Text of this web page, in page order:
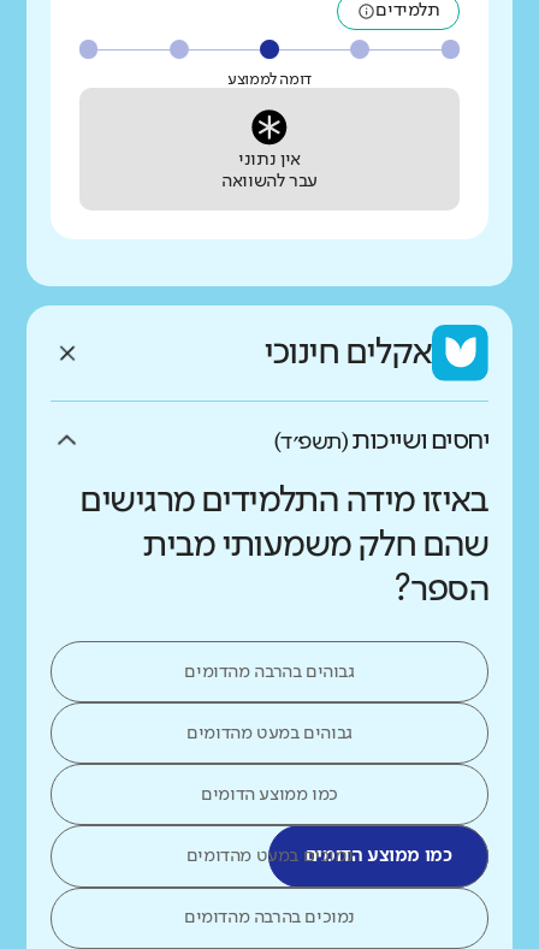
תלמידים
דומה לממוצע
אין נתוני
עבר להשוואה
אקלים חינוכי
יחסים ושייכות(תשפ״ד)
באיזו מידה התלמידים מרגישים
שהם חלק משמעותי מבית
הספר?
גבוהים בהרבה מהדומים
גבוהים במעט מהדומים
כמו ממוצע הדומים
כמו ממוצע הדומיםנמוכים במעט מהדומים
נמוכים בהרבה מהדומים